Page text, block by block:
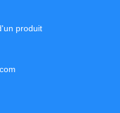
produit